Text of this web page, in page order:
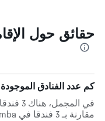
حقائق حول
كم عدد الفنادق
في
مقارنة بـ 3 فندقا في Makamba.